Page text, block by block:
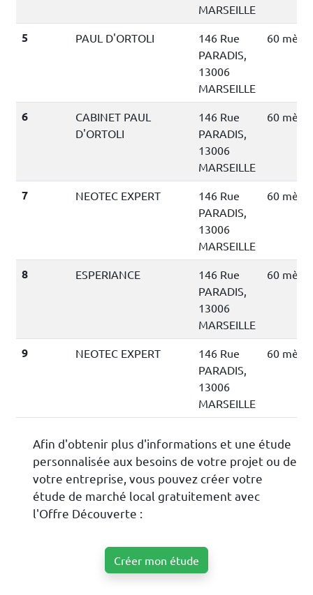
MARSEILLE
5 PAUL D'ORTOLI
146 Rue
PARADIS,
13006
MARSEILLE
60
6
CABINET PAUL
D'ORTOLI
146 Rue
PARADIS,
13006
MARSEILLE
60
7 NEOTEC EXPERT
146 Rue
PARADIS,
13006
MARSEILLE
60
8 ESPERIANCE
146 Rue
PARADIS,
13006
MARSEILLE
60
9 NEOTEC EXPERT
146 Rue
PARADIS,
13006
MARSEILLE
60
Afin d'obtenir plus d'informations et une étude
personnalisée aux besoins de votre projet ou de
votre entreprise, vous pouvez créer votre
étude de marché local gratuitement avec
l'Offre Découverte :
Créer mon étude